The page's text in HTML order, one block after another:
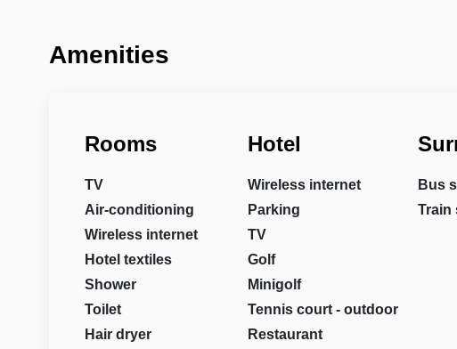
Amenities
Rooms
TV
Air-conditioning
Wireless internet
Hotel textiles
Shower
Toilet
Hair dryer
Hotel
Wireless internet
Parking
TV
Golf
Minigolf
Tennis court - outdoor
Restaurant
Bus
Train